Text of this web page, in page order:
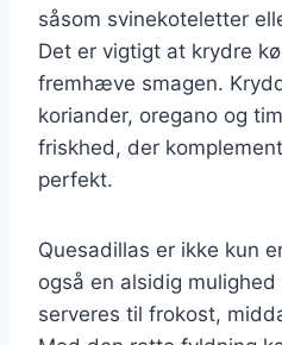
såsom svinekoteletter
Det er vigtigt at krydre
fremhæve smagen.
koriander, oregano og
friskhed, der
perfekt.
Quesadillas er ikke kun
også en alsidig
serveres til frokost,